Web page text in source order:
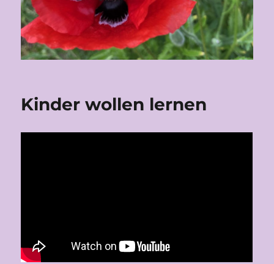
Kinder wollen lernen